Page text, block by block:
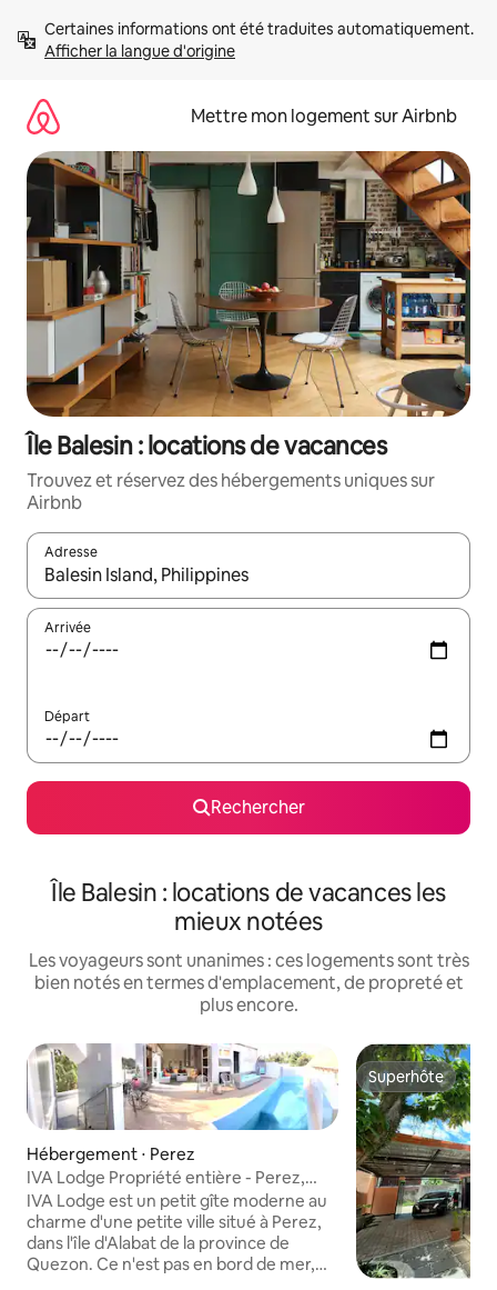
directement
Afficher la langue d'origine
Mettre mon logement sur Airbnb
Île Balesin : locations de vacances
Trouvez et réservez des hébergements uniques sur
Airbnb
Adresse
Lorsque les résultats s'affichent, utilisez les flèches vers le
Arrivée
Départ
Rechercher
Île Balesin : locations de vacances les
mieux notées
Les voyageurs sont unanimes : ces logements sont très
bien notés en termes d'emplacement, de propreté et
plus encore.
Hébergement ⋅ Perez
IVA Lodge Propriété entière - Perez,
Quezon, Alabat
IVA Lodge est un petit gîte moderne au
charme d'une petite ville situé à Perez,
dans l'île d'Alabat de la province de
Quezon. Ce n'est pas en bord de mer,
Superhôte
Superhôte